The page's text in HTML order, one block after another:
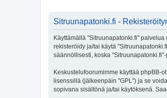
Sitruunapatonki.fi -
Käyttämällä "Sitruunapatonki.fi"
rekisteröidy ja/tai käytä
säännöllisesti, koska
Keskustelufoorumimme käyttää phpBB-
lisenssillä (jälkeenpäin "GPL") ja se
sopivana sisältönä ja/tai käytöksenä.